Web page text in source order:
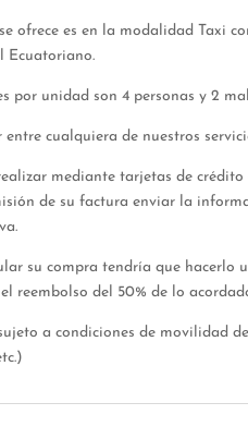
ofrece es en la modalidad Taxi
Ecuatoriano.
por unidad son 4 personas y 2
entre cualquiera de nuestros
mediante tarjetas de
de su factura enviar la
su compra tendría que
reembolso del 50% de lo
a condiciones de movilidad